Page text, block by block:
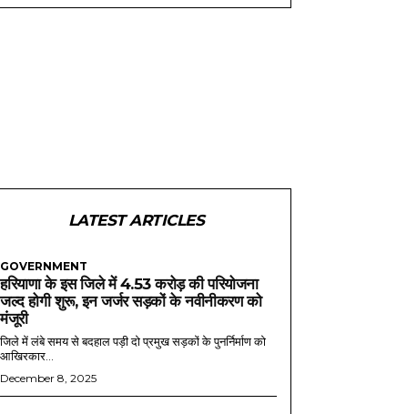
LATEST ARTICLES
GOVERNMENT
हरियाणा के इस जिले में 4.53 करोड़ की परियोजना
जल्द होगी शुरू, इन जर्जर सड़कों के नवीनीकरण को
मंजूरी
जिले में लंबे समय से बदहाल पड़ी दो प्रमुख सड़कों के पुनर्निर्माण को
आखिरकार...
December 8, 2025